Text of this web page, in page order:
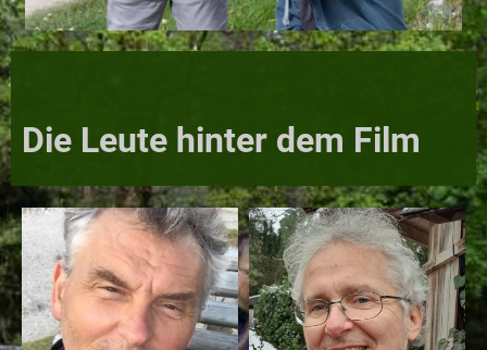
Die Leute hinter dem Film